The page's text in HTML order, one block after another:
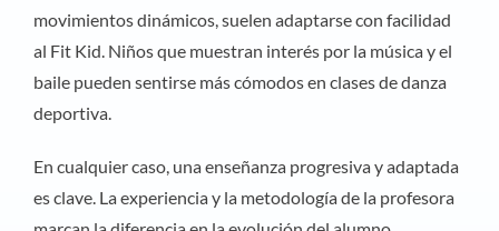
movimientos dinámicos, suelen adaptarse con facilidad
al Fit Kid. Niños que muestran interés por la música y el
baile pueden sentirse más cómodos en clases de danza
deportiva.
En cualquier caso, una enseñanza progresiva y adaptada
es clave. La experiencia y la metodología de la profesora